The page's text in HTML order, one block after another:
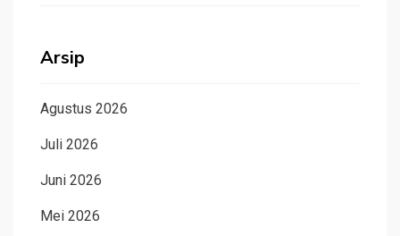
Arsip
Agustus 2026
Juli 2026
Juni 2026
Mei 2026